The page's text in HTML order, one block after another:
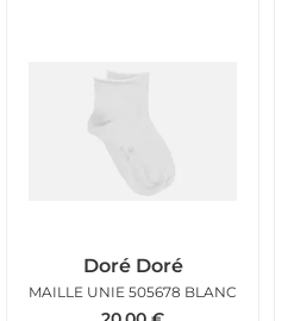
Doré Doré
MAILLE UNIE 505678 BLANC